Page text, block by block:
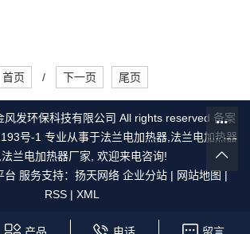
，在接线盒中都装有超温控制装置。低温型可直接
型、高温型由于结构上的不同，
首页 / 下一页 尾页
发环保科技有限公司 All rights reserved 备案
号-1 专业从事于法兰电加热器 法兰电加热器
法兰电加热器厂家 , 欢迎来电咨询!
台 服务支持： 扬天网络 企业分站 | 网站地图 |
RSS| XML